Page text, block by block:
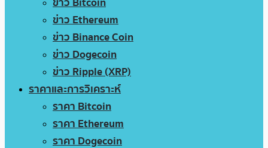
ข่าว Ethereum
ข่าว Binance Coin
ข่าว Dogecoin
ข่าว Ripple (XRP)
ราคาและการวิเคราะห์
ราคา Bitcoin
ราคา Ethereum
ราคา Dogecoin